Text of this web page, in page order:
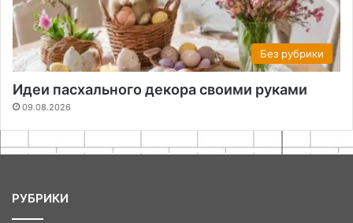
Без рубрики
Идеи пасхального декора своими руками
09.08.2026
РУБРИКИ